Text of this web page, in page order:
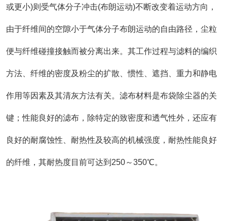
服务支持
联系我们
或更小)则受气体分子冲击(布朗运动)不断改变着运动方向，
由于纤维间的空隙小于气体分子布朗运动的自由路径，尘粒
便与纤维碰撞接触而被分离出来。其工作过程与滤料的编织
方法、纤维的密度及粉尘的扩散、惯性、遮挡、重力和静电
作用等因素及其清灰方法有关。滤布材料是布袋除尘器的关
键；性能良好的滤布，除特定的致密度和透气性外，还应有
良好的耐腐蚀性、耐热性及较高的机械强度，耐热性能良好
的纤维，其耐热度目前可达到250～350℃。